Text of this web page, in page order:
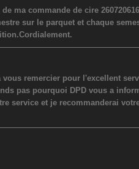
ma commande de cire
sur le parquet et chaque
vous remercier pour l'excellent
pas pourquoi DPD vous a
service et je recommanderai